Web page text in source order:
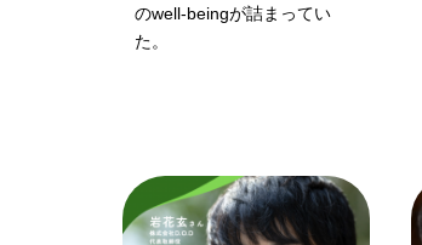
のwell-beingが詰まってい
た。